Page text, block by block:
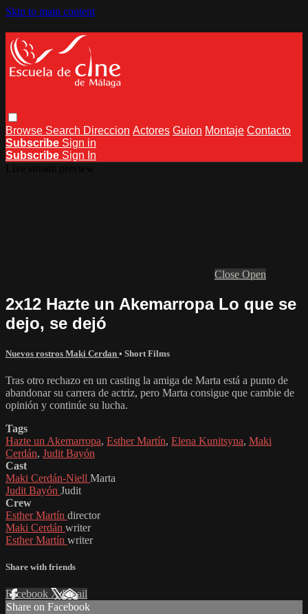
Skip to main content
Browse Search Direccion Actores Guion Montaje Contacto
Subscribe Sign in
Subscribe Sign In
Close Open
2x12 Hazte un Akemarropa Lo que se
dejo, se dejó
Nuevos rostros Maki Cerdan • Short Films
Tras otro rechazo en un casting la amiga de Marta está a punto de
abandonar su carrera de actriz, pero Marta consigue que cambie de
opinión y continúe su lucha.
Tags
Hazte un Akemarropa, Esther Martín, Elena Kunitsyna, Maki
Cerdán, Judit Bayón
Cast
Maki Cerdán-Niell Marta
Judit Bayón Judit
Crew
Esther Martín director
Maki Cerdán writer
Esther Martín writer
Share with friends
Facebook XEmail
Share on Facebook